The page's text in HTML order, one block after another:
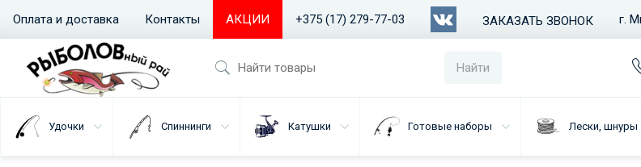
Оплата и доставка Контакты АКЦИИ +375 (17) 279-77-03 ЗАКАЗАТЬ ЗВОНОК г.
Найти
Удочки Спиннинги Катушки Готовые наборы Лески, шнуры